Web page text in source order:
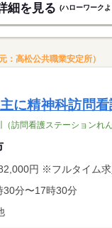
細を見る (ハローワーク
：高松公共職業安定所）
に精神科訪問看
訪問看護ステーションれ
ム求人の場合は月額（換算額）、パート求人の場
30分〜17時30分